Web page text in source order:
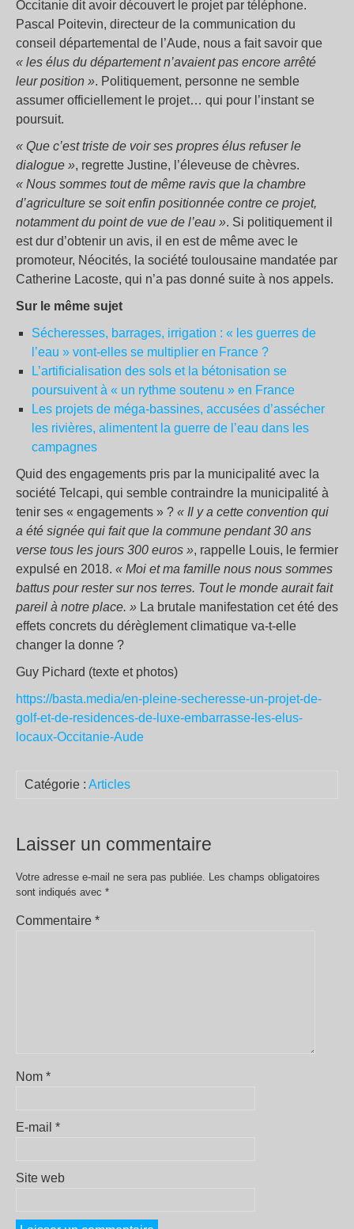
Occitanie dit avoir découvert le projet par téléphone.
Pascal Poitevin, directeur de la communication du
conseil départemental de l’Aude, nous a fait savoir que
« les élus du département n’avaient pas encore arrêté
leur position ». Politiquement, personne ne semble
assumer officiellement le projet… qui pour l’instant se
poursuit.
« Que c’est triste de voir ses propres élus refuser le
dialogue », regrette Justine, l’éleveuse de chèvres.
« Nous sommes tout de même ravis que la chambre
d’agriculture se soit enfin positionnée contre ce projet,
notamment du point de vue de l’eau ». Si politiquement il
est dur d’obtenir un avis, il en est de même avec le
promoteur, Néocités, la société toulousaine mandatée par
Catherine Lacoste, qui n’a pas donné suite à nos appels.
Sur le même sujet
Sécheresses, barrages, irrigation : « les guerres de
l’eau » vont-elles se multiplier en France ?
L’artificialisation des sols et la bétonisation se
poursuivent à « un rythme soutenu » en France
Les projets de méga-bassines, accusées d’assécher
les rivières, alimentent la guerre de l’eau dans les
campagnes
Quid des engagements pris par la municipalité avec la
société Telcapi, qui semble contraindre la municipalité à
tenir ses « engagements » ? « Il y a cette convention qui
a été signée qui fait que la commune pendant 30 ans
verse tous les jours 300 euros », rappelle Louis, le fermier
expulsé en 2018. « Moi et ma famille nous nous sommes
battus pour rester sur nos terres. Tout le monde aurait fait
pareil à notre place. » La brutale manifestation cet été des
effets concrets du dérèglement climatique va-t-elle
changer la donne ?
Guy Pichard (texte et photos)
https://basta.media/en-pleine-secheresse-un-projet-de-
golf-et-de-residences-de-luxe-embarrasse-les-elus-
locaux-Occitanie-Aude
Catégorie : Articles
Laisser un commentaire
Votre adresse e-mail ne sera pas publiée. Les champs obligatoires
sont indiqués avec *
Commentaire *
Nom *
E-mail *
Site web